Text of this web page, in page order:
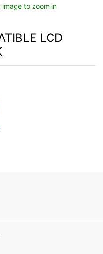
image to zoom in
LCD